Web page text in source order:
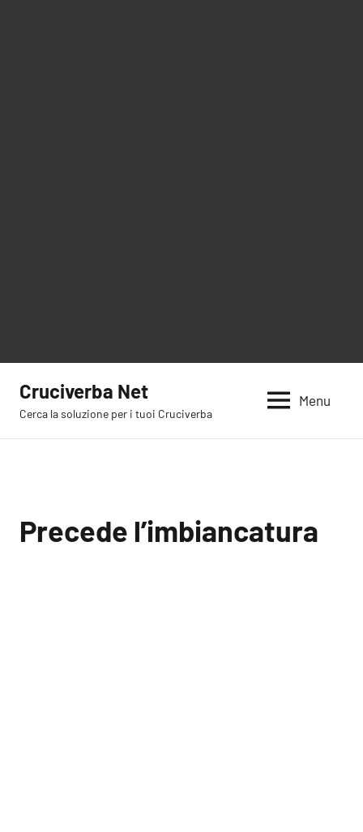
contenuto
Cruciverba Net
Cerca la soluzione per i tuoi Cruciverba
Menu
Precede l’imbiancatura